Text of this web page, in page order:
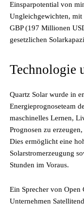
Einsparpotential von
Ungleichgewichten,
GBP (197 Millionen
gesetzlichen
Technologie
Quartz Solar wurde in
Energieprognoseteam
maschinelles Lernen,
Prognosen zu
Dies ermöglicht eine
Solarstromerzeugung
Stunden im Voraus.
Ein Sprecher von Open
Unternehmen